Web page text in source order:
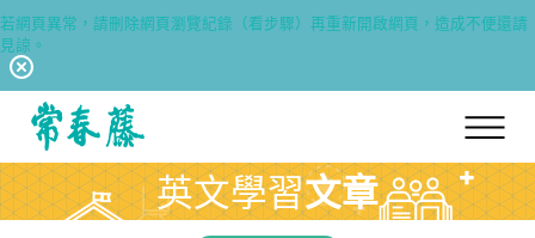
若網頁異常，請刪除網頁瀏覽紀錄（看步驟）再重新開啟網頁，造成不便還請
見諒。
回常春藤首頁 英文學習文章